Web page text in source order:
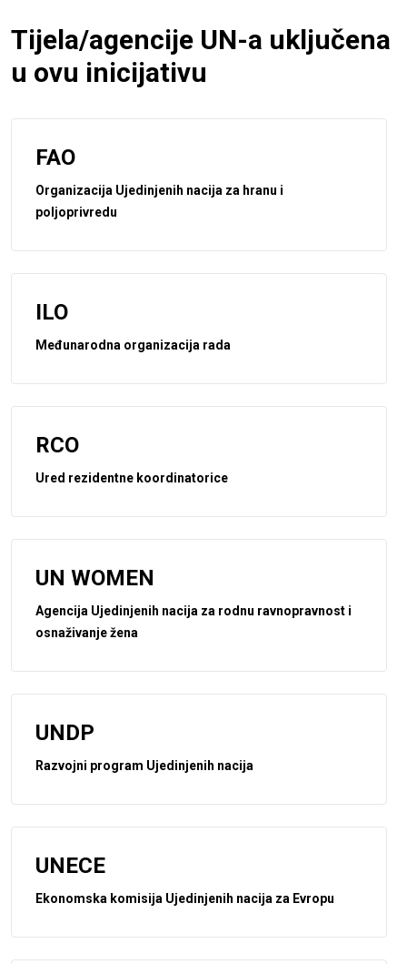
Tijela/agencije UN-a uključena
u ovu inicijativu
FAO
Organizacija Ujedinjenih nacija za hranu i
poljoprivredu
ILO
Međunarodna organizacija rada
RCO
Ured rezidentne koordinatorice
UN WOMEN
Agencija Ujedinjenih nacija za rodnu ravnopravnost i
osnaživanje žena
UNDP
Razvojni program Ujedinjenih nacija
UNECE
Ekonomska komisija Ujedinjenih nacija za Evropu